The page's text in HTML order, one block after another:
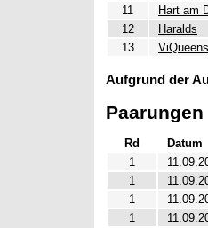
11
Hart am
12
Haralds
13
ViQueens
Aufgrund der
Paarungen
Rd Datum
1
1
1
1